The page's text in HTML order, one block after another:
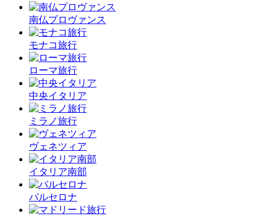
南仏プロヴァンス
モナコ旅行
ローマ旅行
中央イタリア
ミラノ旅行
ヴェネツィア
イタリア南部
バルセロナ